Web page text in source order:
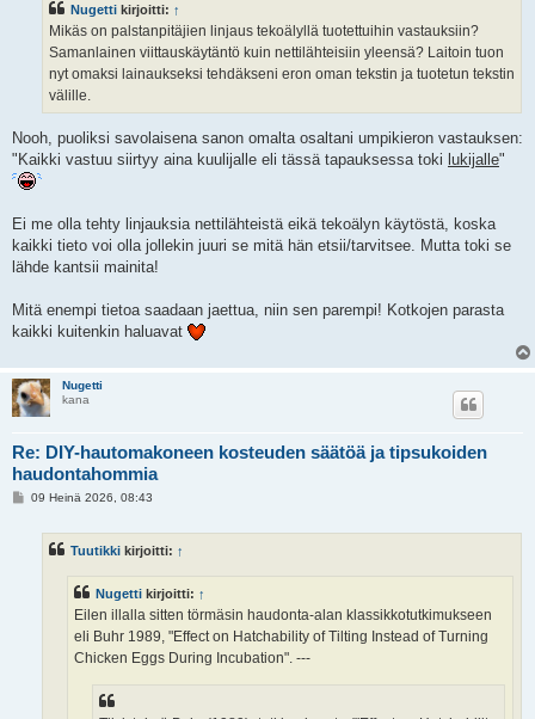
Nugetti kirjoitti: ↑
Mikäs on palstanpitäjien linjaus tekoälyllä tuotettuihin vastauksiin?
Samanlainen viittauskäytäntö kuin nettilähteisiin yleensä? Laitoin tuon
nyt omaksi lainaukseksi tehdäkseni eron oman tekstin ja tuotetun tekstin
välille.
Nooh, puoliksi savolaisena sanon omalta osaltani umpikieron vastauksen:
"Kaikki vastuu siirtyy aina kuulijalle eli tässä tapauksessa toki lukijalle"
Ei me olla tehty linjauksia nettilähteistä eikä tekoälyn käytöstä, koska
kaikki tieto voi olla jollekin juuri se mitä hän etsii/tarvitsee. Mutta toki se
lähde kantsii mainita!
Mitä enempi tietoa saadaan jaettua, niin sen parempi! Kotkojen parasta
kaikki kuitenkin haluavat
Nugetti
kana
Re: DIY-hautomakoneen kosteuden säätöä ja tipsukoiden
haudontahommia
V09 Heinä 2026, 08:43
Tuutikki kirjoitti: ↑
Nugetti kirjoitti: ↑
Eilen illalla sitten törmäsin haudonta-alan klassikkotutkimukseen
eli Buhr 1989, "Effect on Hatchability of Tilting Instead of Turning
Chicken Eggs During Incubation". ---